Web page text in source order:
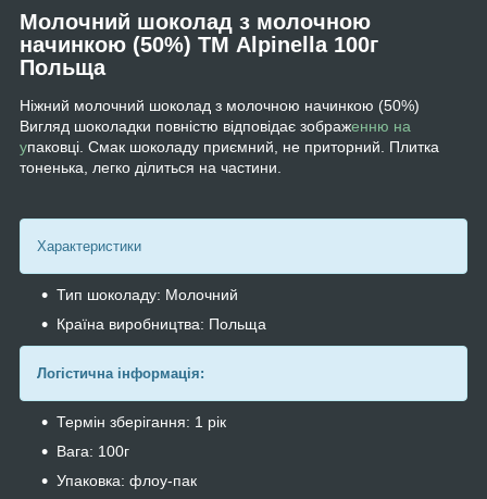
Молочний шоколад з молочною
начинкою (50%) ТМ Alpinella 100г
Польща
Ніжний молочний шоколад з молочною начинкою (50%)
Вигляд шоколадки повністю відповідає зображенню на
упаковці. Смак шоколаду приємний, не приторний. Плитка
тоненька, легко ділиться на частини.
Характеристики
Тип шоколаду: Молочний
Країна виробництва: Польща
Логістична інформація:
Термін зберігання: 1 рік
Вага: 100г
Упаковка: флоу-пак